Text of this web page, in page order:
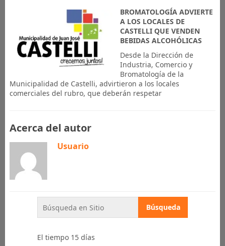
BROMATOLOGÍA ADVIERTE
A LOS LOCALES DE
CASTELLI QUE VENDEN
BEBIDAS ALCOHÓLICAS
Desde la Dirección de
Industria, Comercio y
Bromatología de la
Municipalidad de Castelli, advirtieron a los locales
comerciales del rubro, que deberán respetar
Acerca del autor
Usuario
El tiempo 15 días